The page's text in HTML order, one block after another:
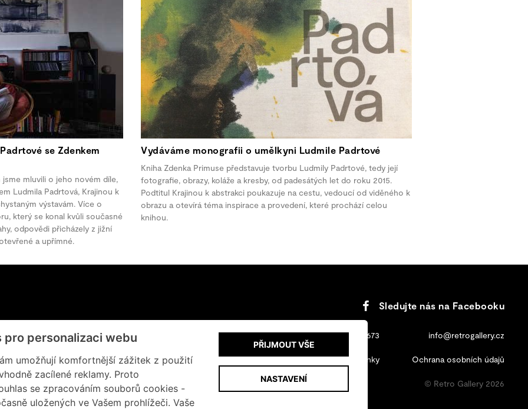
se Zdenkem
mluvili o jeho novém díle,
Ludmila Padrtová, Krajinou k
výstavám. Více o
který se konal kvůli současné
odpovědi přicházely z jižní
a upřímné.
Vydáváme monografii o umělkyni Ludmile Padrtové
Kniha Zdenka Primuse představuje tvorbu Ludmily Padrtové, tedy její
fotografie, obrazy, koláže a kresby, od padesátých let do roku 2015.
Podtitul Krajinou k abstrakci poukazuje na cestu, vedoucí od viděného k
obrazu a otevírá téma inspirace a provedení, které prochází celou
knihou.
Sledujte nás na Facebooku
+420 602 200 928 +420 702 131 673 info@retrogallery.cz
Informace o cookies Obchodní podmínky Ochrana osobních údajů
© Retro Gallery 2026
personalizaci webu
umožňují komfortnější zážitek z použití
zacílené reklamy. Proto
se zpracováním souborů cookies -
uložených ve Vašem prohlížeči. Vaše
PŘIJMOUT VŠE
NASTAVENÍ